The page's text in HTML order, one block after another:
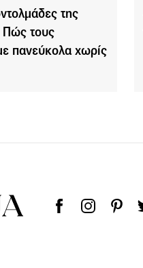
της
Πώς τους
πανεύκολα χωρίς